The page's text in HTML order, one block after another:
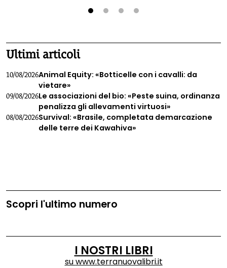
Ultimi articoli
10/08/2026Animal Equity: «Botticelle con i cavalli: da
vietare»
09/08/2026Le associazioni del bio: «Peste suina, ordinanza
penalizza gli allevamenti virtuosi»
08/08/2026Survival: «Brasile, completata demarcazione
delle terre dei Kawahiva»
Scopri l'ultimo numero
I NOSTRI LIBRI
suwww.terranuovalibri.it